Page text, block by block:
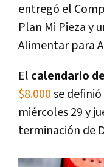
entregó el
Plan Mi Pieza y
Alimentar para
El calendario
$8.000se
miércoles 29 y
terminación de